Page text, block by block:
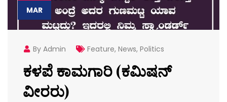
MAR
By Admin Feature, News, Politics
ಕಳಪೆ ಕಾಮಗಾರಿ (ಕಮಿಷನ್
ವೀರರು)